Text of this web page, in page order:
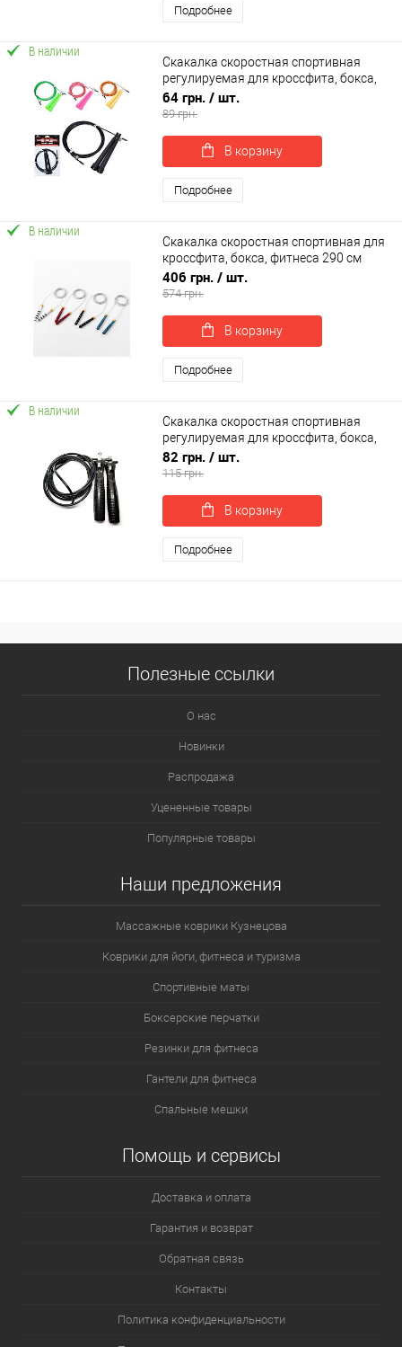
Подробнее
В наличии
Скакалка скоростная спортивная
регулируемая для кроссфита, бокса,
фитнеса 290 см OSPORT (MS 3765)
64 грн. / шт.
89 грн.
В корзину
Подробнее
В наличии
Скакалка скоростная спортивная для
кроссфита, бокса, фитнеса 290 см
OSPORT (MS 4614)
406 грн. / шт.
574 грн.
В корзину
Подробнее
В наличии
Скакалка скоростная спортивная
регулируемая для кроссфита, бокса,
фитнеса 260 см OSPORT (MS 3299-1)
82 грн. / шт.
115 грн.
В корзину
Подробнее
Полезные ссылки
О нас
Новинки
Распродажа
Уцененные товары
Популярные товары
Наши предложения
Массажные коврики Кузнецова
Коврики для йоги, фитнеса и туризма
Спортивные маты
Боксерские перчатки
Резинки для фитнеса
Гантели для фитнеса
Спальные мешки
Помощь и сервисы
Доставка и оплата
Гарантия и возврат
Обратная связь
Контакты
Политика конфиденциальности